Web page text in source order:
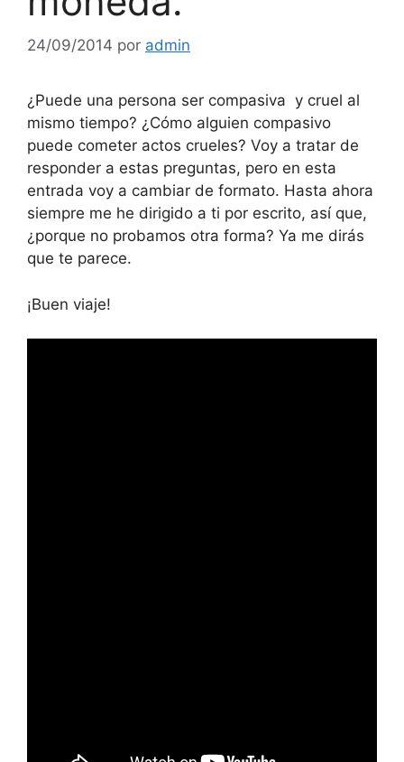
24/09/2014 por admin
¿Puede una persona ser compasiva y cruel al
mismo tiempo? ¿Cómo alguien compasivo
puede cometer actos crueles? Voy a tratar de
responder a estas preguntas, pero en esta
entrada voy a cambiar de formato. Hasta ahora
siempre me he dirigido a ti por escrito, así que,
¿porque no probamos otra forma? Ya me dirás
que te parece.
¡Buen viaje!